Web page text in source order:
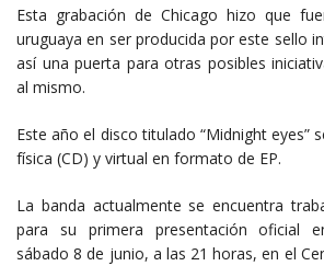
Esta grabación de Chicago hizo que
uruguaya en ser producida por este sello
así una puerta para otras posibles
al mismo.
Este año el disco titulado “Midnight eyes”
física (CD) y virtual en formato de EP.
La banda actualmente se encuentra
para su primera presentación oficial
sábado 8 de junio, a las 21 horas, en el